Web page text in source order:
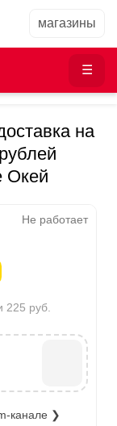
на
Окей
Не работает
225 руб.
канале ❯